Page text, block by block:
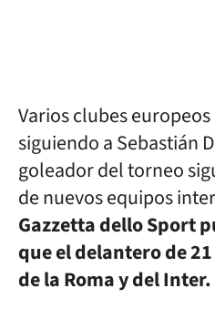
Varios clubes
siguiendo a Sebastián
goleador del torneo
de nuevos equipos
Gazzetta dello Sport
que el delantero de
de la Roma y del Inter.